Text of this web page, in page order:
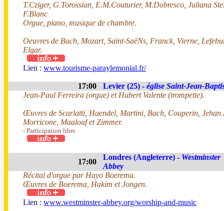
T.Cziger, G.Torossian, E.M.Couturier, M.Dobresco, Juliana
F.Blanc
Orgue, piano, musique de chambre.
Oeuvres de Bach, Mozart, Saint-SaëNs, Franck, Vierne,
Elgar.
Lien : www.tourisme-paraylemonial.fr/
17:00 Levier (25) - église Saint-Jean-
Jean-Paul Ferreira (orgue) et Hubert Valente (trompette).
Œuvres de Scarlatti, Haendel, Martini, Bach, Couperin, Jehan
Morricone, Maalouf et Zimmer.
- Participation libre
17:00
Londres (Angleterre) - Westminster
Abbey
Récital d'orgue par Hayo Boerema.
Œuvres de Boerema, Hakim et Jongen.
Lien : www.westminster-abbey.org/worship-and-music